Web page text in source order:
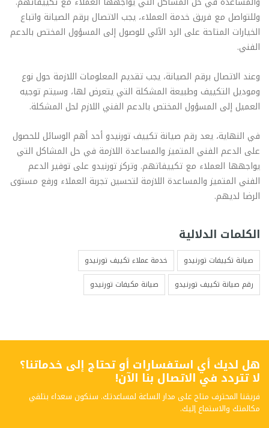
وللتواصل مع فريق خدمة العملاء، يجب الاتصال برقم الصيانة واتباع
الخيارات المتاحة على الرد الآلي للوصول إلى المسؤول المختص بالدعم
الفني.
وعند الاتصال برقم الصيانة، يجب تقديم المعلومات اللازمة حول نوع
وموديل التكييف وطبيعة المشكلة التي يتعرض لها، وسيتم توجيه
العميل إلى المسؤول المختص بالدعم الفني اللازم لحل المشكلة.
في النهاية، يعد رقم صيانة تكييف تورنيدو أحد أهم الوسائل للحصول
على الدعم الفني المتميز والمساعدة اللازمة في حل المشاكل التي
يواجهها العملاء مع تكييفاتهم. وتركز تورنيدو على توفير الدعم
الفني المتميز والمساعدة اللازمة لتحسين تجربة العملاء ورفع مستوى
الرضا لديهم.
الكلمات الدلالية
صيانة تكييفات تورنيدو
خدمة عملاء تكييف تورنيدو
رقم صيانة تكييف تورنيدو
صيانة مكيفات تورنيدو
هل لديك أي استفسارات أو تحتاج إلى خدماتنا؟
لا تتردد في الاتصال بنا الآن!
فريقنا المحترف متاح على مدار الساعة لمساعدتك. سنكون سعداء بتلقي
مكالمتك والاستماع إليك.